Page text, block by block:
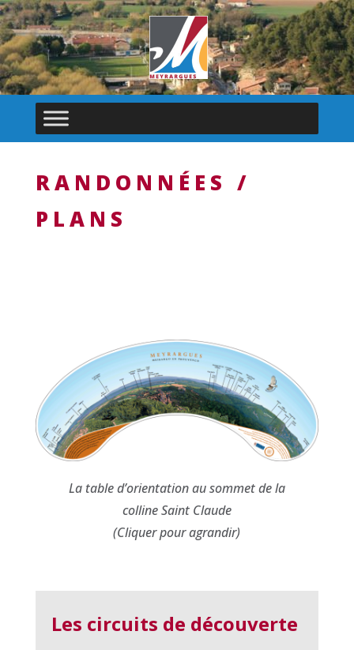
RANDONNÉES /
PLANS
La table d’orientation au sommet de la
colline Saint Claude
(Cliquer pour agrandir)
Les circuits de découverte